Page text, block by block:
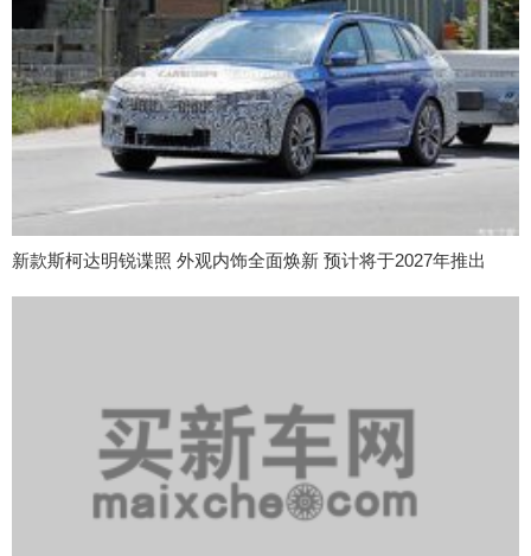
新款斯柯达明锐谍照 外观内饰全面焕新 预计将于2027年推出